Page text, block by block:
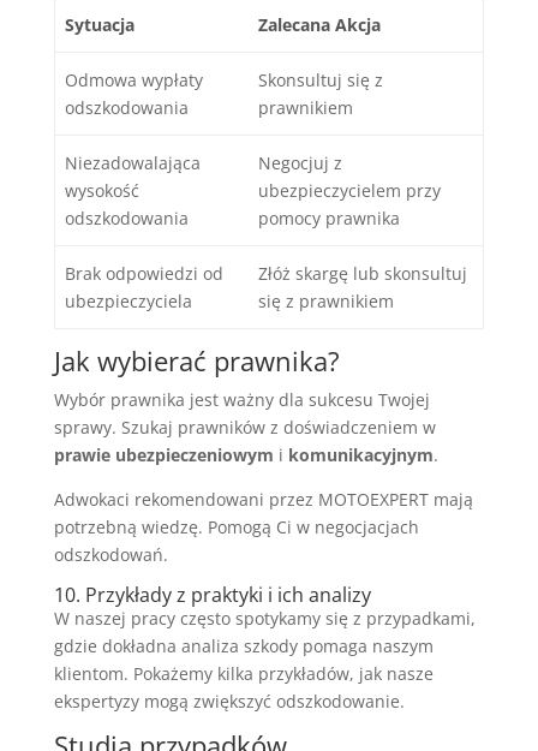
Sytuacja Zalecana Akcja
Odmowa wypłaty
odszkodowania
Skonsultuj się z
prawnikiem
Niezadowalająca
wysokość
odszkodowania
Negocjuj z
ubezpieczycielem przy
pomocy prawnika
Brak odpowiedzi od
ubezpieczyciela
Złóż skargę lub skonsultuj
się z prawnikiem
Jak wybierać prawnika?
Wybór prawnika jest ważny dla sukcesu Twojej
sprawy. Szukaj prawników z doświadczeniem w
prawie ubezpieczeniowym i komunikacyjnym.
Adwokaci rekomendowani przez MOTOEXPERT mają
potrzebną wiedzę. Pomogą Ci w negocjacjach
odszkodowań.
10. Przykłady z praktyki i ich analizy
W naszej pracy często spotykamy się z przypadkami,
gdzie dokładna analiza szkody pomaga naszym
klientom. Pokażemy kilka przykładów, jak nasze
ekspertyzy mogą zwiększyć odszkodowanie.